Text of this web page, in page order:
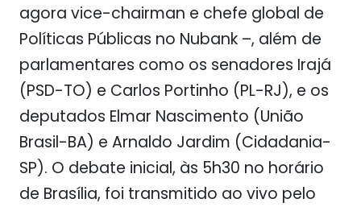
agora vice-chairman e chefe global de
Políticas Públicas no Nubank –, além de
parlamentares como os senadores Irajá
(PSD-TO) e Carlos Portinho (PL-RJ), e os
deputados Elmar Nascimento (União
Brasil-BA) e Arnaldo Jardim (Cidadania-
SP). O debate inicial, às 5h30 no horário
de Brasília, foi transmitido ao vivo pelo